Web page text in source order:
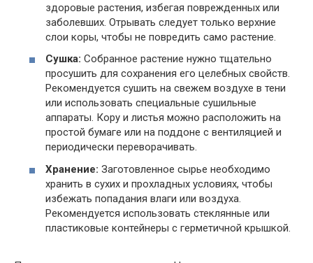
здоровые растения, избегая поврежденных или
заболевших. Отрывать следует только верхние
слои коры, чтобы не повредить само растение.
Сушка: Собранное растение нужно тщательно
просушить для сохранения его целебных свойств.
Рекомендуется сушить на свежем воздухе в тени
или использовать специальные сушильные
аппараты. Кору и листья можно расположить на
простой бумаге или на поддоне с вентиляцией и
периодически переворачивать.
Хранение: Заготовленное сырье необходимо
хранить в сухих и прохладных условиях, чтобы
избежать попадания влаги или воздуха.
Рекомендуется использовать стеклянные или
пластиковые контейнеры с герметичной крышкой.